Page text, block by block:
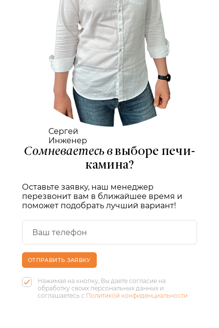
Сергей
Инженер
Сомневаетесь в выборе печи-
камина?
Оставьте заявку, наш менеджер
перезвонит вам в ближайшее время и
поможет подобрать лучший вариант!
ОТПРАВИТЬ ЗАЯВКУ
Нажимая на кнопку, Вы даете согласие на
обработку своих персональных данных и
соглашаетесь с Политикой конфиденциальности